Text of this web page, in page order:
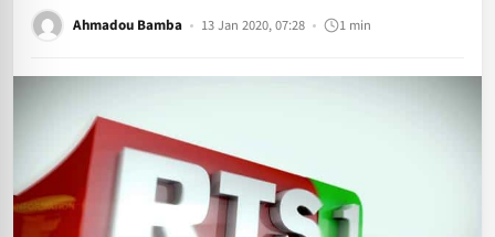
Ahmadou Bamba 13 Jan 2020, 07:28 1 min